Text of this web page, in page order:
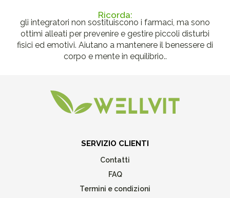
Ricorda:
gli integratori non sostituiscono i farmaci, ma sono
ottimi alleati per prevenire e gestire piccoli disturbi
fisici ed emotivi. Aiutano a mantenere il benessere di
corpo e mente in equilibrio..
SERVIZIO CLIENTI
Contatti
FAQ
Termini e condizioni